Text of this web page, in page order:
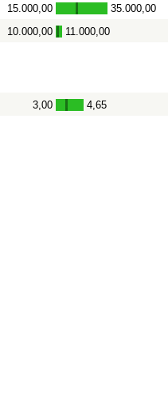
15.000,00 - 35.000,00
10.000,00 - 11.000,00
3,00 - 4,65